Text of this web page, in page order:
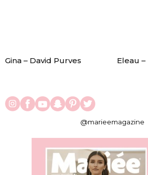
Gina – David Purves Eleau
@marieemagazine